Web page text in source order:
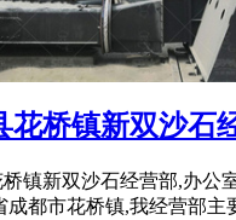
花桥镇新双沙石
镇新双沙石经营部,办公
成都市花桥镇,我经营部主